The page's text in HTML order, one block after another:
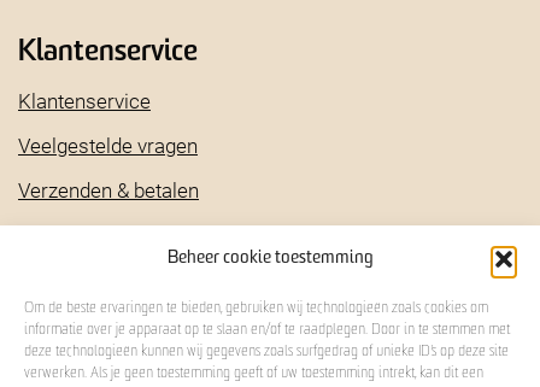
Beheer cookie toestemming
Om de beste ervaringen te bieden, gebruiken wij technologieën zoals cookies om
informatie over je apparaat op te slaan en/of te raadplegen. Door in te stemmen met
deze technologieën kunnen wij gegevens zoals surfgedrag of unieke ID's op deze site
verwerken. Als je geen toestemming geeft of uw toestemming intrekt, kan dit een
Klantenservice
Klantenservice
Veelgestelde vragen
Verzenden & betalen
Bestellen en bezorgen
Klachtenregeling